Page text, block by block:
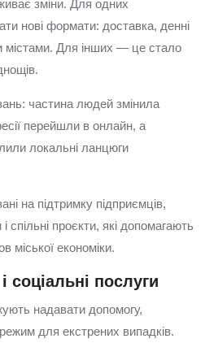
зміни. Для одних
нові формати: доставка, денні
містами. Для інших — це стало
частина людей змінила
перейшли в онлайн, а
локальні ланцюги
на підтримку підприємців,
спільні проєкти, які допомагають
міської економіки.
соціальні послуги
надавати допомогу,
для екстрених випадків.